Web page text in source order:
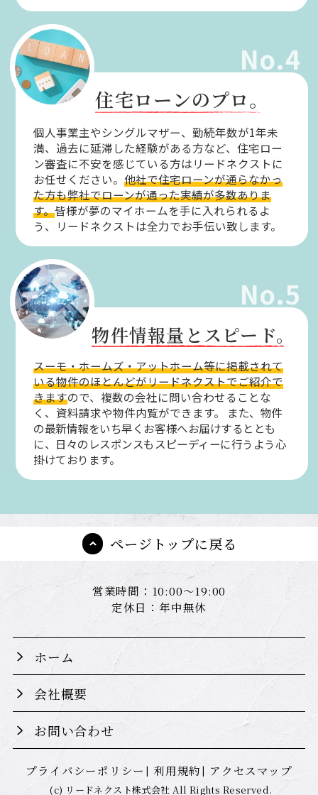
No.4
住宅ローンのプロ。
個人事業主やシングルマザー、勤続年数が1年未
満、過去に延滞した経験がある方など、住宅ロー
ン審査に不安を感じている方はリードネクストに
お任せください。他社で住宅ローンが通らなかっ
た方も弊社でローンが通った実績が多数ありま
す。皆様が夢のマイホームを手に入れられるよ
う、リードネクストは全力でお手伝い致します。
No.5
物件情報量とスピード。
スーモ・ホームズ・アットホーム等に掲載されて
いる物件のほとんどがリードネクストでご紹介で
きますので、複数の会社に問い合わせることな
く、資料請求や物件内覧ができます。
また、物件
の最新情報をいち早くお客様へお届けするととも
に、日々のレスポンスもスピーディーに行うよう心
掛けております。
ページトップに戻る
営業時間：10:00～19:00
定休日：年中無休
ホーム
会社概要
お問い合わせ
プライバシーポリシー 利用規約 アクセスマップ
(c) リードネクスト株式会社 All Rights Reserved.